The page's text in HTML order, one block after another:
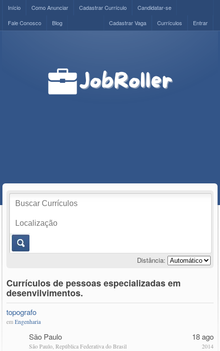
Início Como Anunciar Cadastrar Currículo
Candidatar-se
Fale Conosco
Blog Entrar
Currículos
Cadastrar Vaga
Distância:
Currículos de pessoas especializadas em
desenvilvimentos.
topografo
emEngenharia
São Paulo
São Paulo, República Federativa do Brasil
18 ago
2014